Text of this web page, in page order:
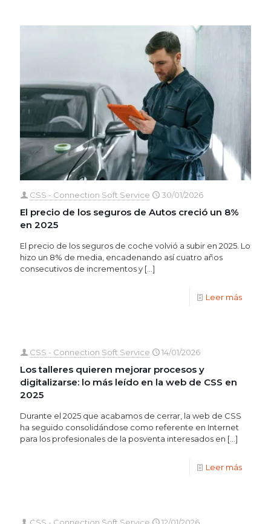
CSS - Connection Soft Service 30/01/2026
El precio de los seguros de Autos creció un 8%
en 2025
El precio de los seguros de coche volvió a subir en 2025. Lo
hizo un 8% de media, encadenando así cuatro años
consecutivos de incrementos y […]
Leer más
CSS - Connection Soft Service 14/01/2026
Los talleres quieren mejorar procesos y
digitalizarse: lo más leído en la web de CSS en
2025
Durante el 2025 que acabamos de cerrar, la web de CSS
ha seguido consolidándose como referente en Internet
para los profesionales de la posventa interesados en […]
Leer más